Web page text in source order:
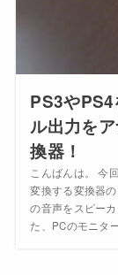
PS3やPS4
ル出力を
換器！
こんばんは。 今
変換する変換器
の音声をスピー
た、PCのモニタ